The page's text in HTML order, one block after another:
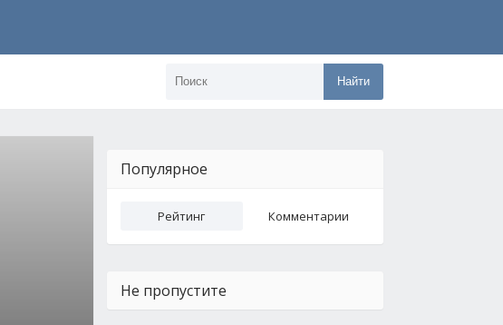
Найти
Популярное
Рейтинг Комментарии
Не пропустите